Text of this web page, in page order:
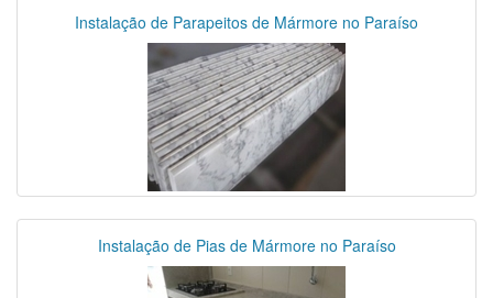
Instalação de Parapeitos de Mármore no Paraíso
Instalação de Pias de Mármore no Paraíso